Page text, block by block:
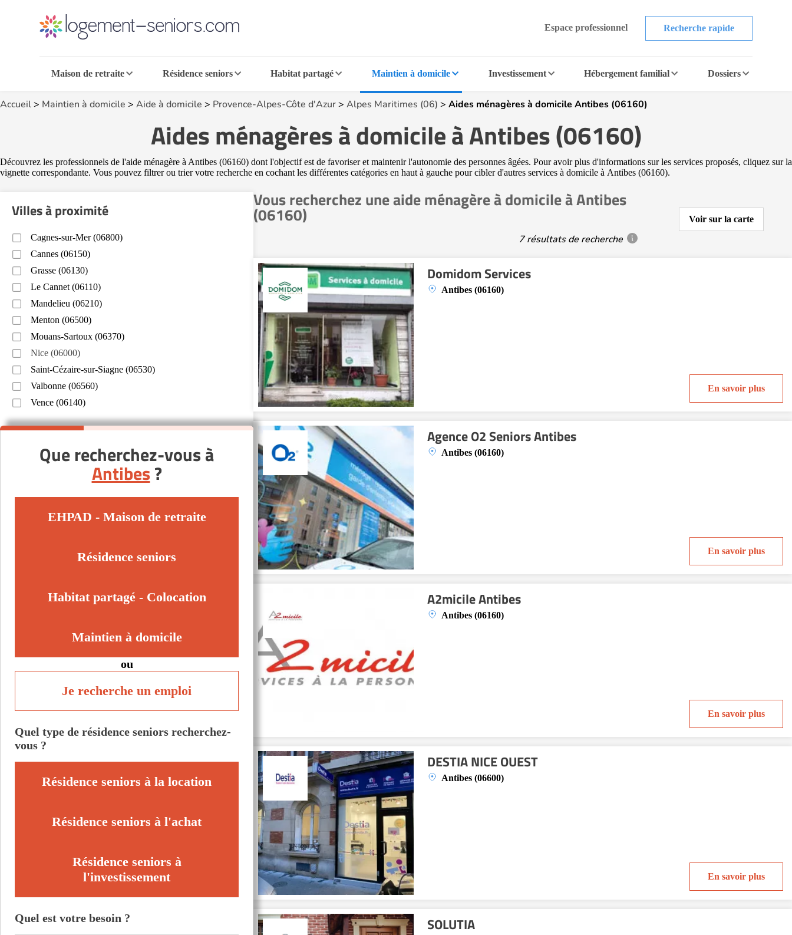
Espace professionnel Recherche rapide
Maison de retraite Résidence seniors Habitat partagé Maintien à domicile Investissement Hébergement familial Dossiers
Accueil> Maintien à domicile > Aide à domicile > Provence-Alpes-Côte d'Azur> Alpes Maritimes (06) > Aides ménagères à domicile Antibes (06160)
Aides ménagères à domicile à Antibes (06160)
Découvrez les professionnels de l'aide ménagère à Antibes (06160) dont l'objectif est de favoriser et maintenir l'autonomie des personnes âgées. Pour avoir plus d'informations sur les services proposés, cliquez sur la
vignette correspondante. Vous pouvez filtrer ou trier votre recherche en cochant les différentes catégories en haut à gauche pour cibler d'autres services à domicile à Antibes (06160).
Vous recherchez une aide ménagère à domicile à Antibes
(06160)
7 résultats de recherche
Voir sur la carte
Domidom Services
Antibes (06160)
En savoir plus
Agence O2 Seniors Antibes
Antibes (06160)
En savoir plus
A2micile Antibes
Antibes (06160)
En savoir plus
DESTIA NICE OUEST
Antibes (06600)
En savoir plus
SOLUTIA
Villes à proximité
Cagnes-sur-Mer (06800)
Cannes (06150)
Grasse (06130)
Le Cannet (06110)
Mandelieu (06210)
Menton (06500)
Mouans-Sartoux (06370)
Nice (06000)
Saint-Cézaire-sur-Siagne (06530)
Valbonne (06560)
Vence (06140)
Que recherchez-vous à
Antibes?
EHPAD - Maison de retraite
Résidence seniors
Habitat partagé - Colocation
Maintien à domicile
ou
Je recherche un emploi
Quel type de résidence seniors recherchez-
vous ?
Résidence seniors à la location
Résidence seniors à l'achat
Résidence seniors à
l'investissement
Quel est votre besoin ?